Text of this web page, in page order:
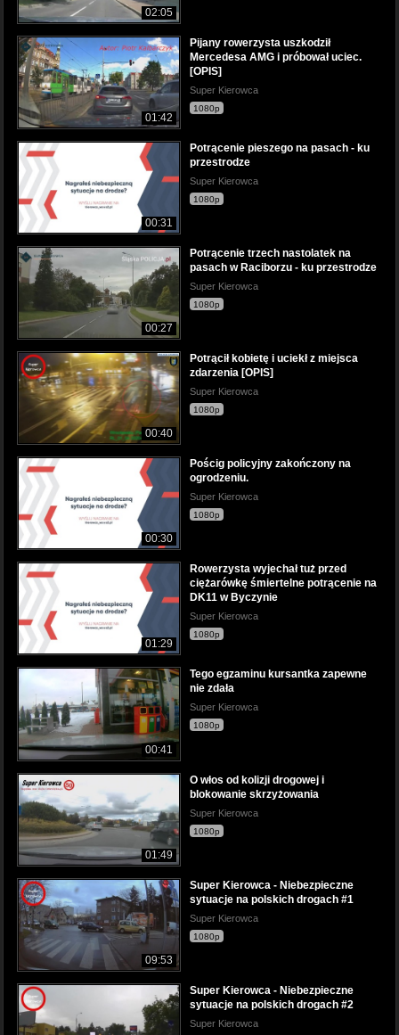
02:05
01:42
Pijany rowerzysta uszkodził
Mercedesa AMG i próbował uciec.
[OPIS]
Super Kierowca
1080p
00:31
Potrącenie pieszego na pasach - ku
przestrodze
Super Kierowca
1080p
00:27
Potrącenie trzech nastolatek na
pasach w Raciborzu - ku przestrodze
Super Kierowca
1080p
00:40
Potrącił kobietę i uciekł z miejsca
zdarzenia [OPIS]
Super Kierowca
1080p
00:30
Pościg policyjny zakończony na
ogrodzeniu.
Super Kierowca
1080p
01:29
Rowerzysta wyjechał tuż przed
ciężarówkę śmiertelne potrącenie na
DK11 w Byczynie
Super Kierowca
1080p
00:41
Tego egzaminu kursantka zapewne
nie zdała
Super Kierowca
1080p
01:49
O włos od kolizji drogowej i
blokowanie skrzyżowania
Super Kierowca
1080p
09:53
Super Kierowca - Niebezpieczne
sytuacje na polskich drogach #1
Super Kierowca
1080p
Super Kierowca - Niebezpieczne
sytuacje na polskich drogach #2
Super Kierowca